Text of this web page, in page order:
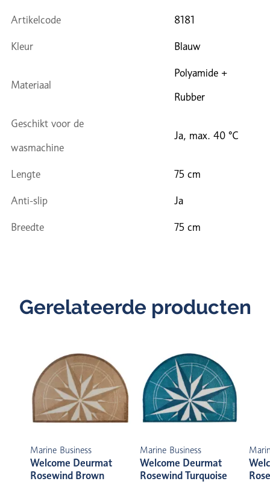
Artikelcode 8181
Kleur Blauw
Materiaal
Polyamide +
Rubber
Geschikt voor de
wasmachine
Ja, max. 40 °C
Lengte 75 cm
Anti-slip Ja
Breedte 75 cm
Gerelateerde producten
Marine Business
Welcome Deurmat
Rosewind Brown
Marine Business
Welcome Deurmat
Rosewind Turquoise